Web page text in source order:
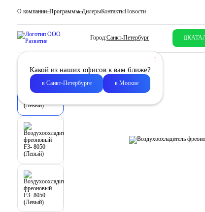
О компании Программы ДилерыКонтактыНовости
Город:Санкт-Петербург
Какой из наших офисов к вам ближе?
в Санкт-Петербурге в Москве